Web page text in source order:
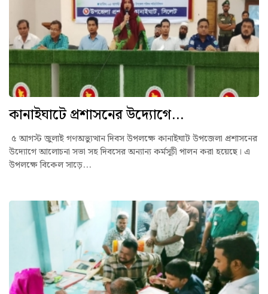
কানাইঘাটে প্রশাসনের উদ্যোগে...
৫ আগস্ট জুলাই গণঅভ্যুত্থান দিবস উপলক্ষে কানাইঘাট উপজেলা প্রশাসনের
উদ্যোগে আলোচনা সভা সহ দিবসের অন্যান্য কর্মসূচী পালন করা হয়েছে। এ
উপলক্ষে বিকেল সাড়ে...